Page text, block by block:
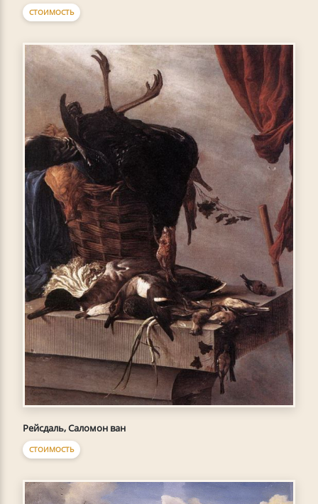
СТОИМОСТЬ
Рейсдаль, Саломон ван
СТОИМОСТЬ